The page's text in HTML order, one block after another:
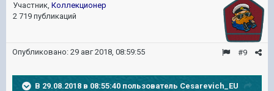
Участник, Коллекционер
2 719 публикаций
#9
Опубликовано: 29 авг 2018, 08:59:55
В 29.08.2018 в 08:55:40 пользователь Cesarevich_EU